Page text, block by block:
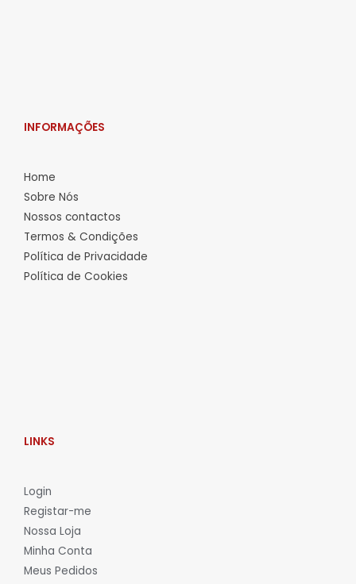
INFORMAÇÕES
Home
Sobre Nós
Nossos contactos
Termos & Condições
Política de Privacidade
Política de Cookies
LINKS
Login
Registar-me
Nossa Loja
Minha Conta
Meus Pedidos